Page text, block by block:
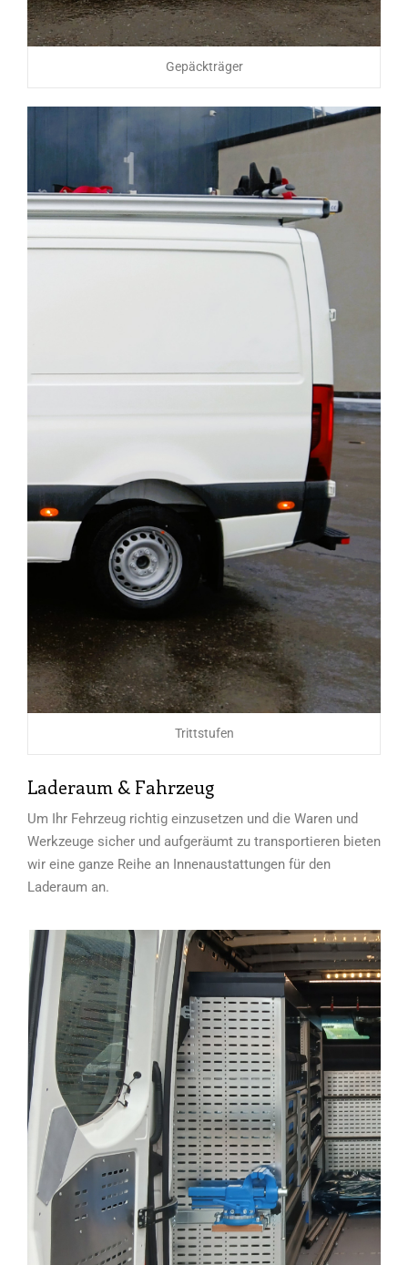
Gepäckträger
Trittstufen
Laderaum & Fahrzeug
Um Ihr Fehrzeug richtig einzusetzen und die Waren und
Werkzeuge sicher und aufgeräumt zu transportieren bieten
wir eine ganze Reihe an Innenaustattungen für den
Laderaum an.